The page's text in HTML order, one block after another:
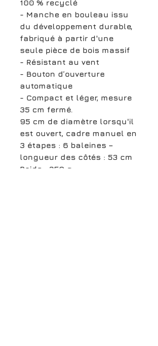
100 % recyclé
- Manche en bouleau issu
du développement durable,
fabriqué à partir d'une
seule pièce de bois massif
- Résistant au vent
- Bouton d’ouverture
automatique
- Compact et léger, mesure
35 cm fermé.
95 cm de diamètre lorsqu'il
est ouvert, cadre manuel en
3 étapes : 6 baleines –
longueur des côtés : 53 cm
Poids : 350 g